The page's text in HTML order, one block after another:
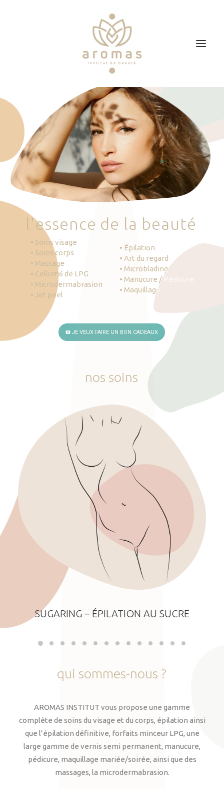
Soins
Je veux faire un bon cadeau
Plan d’accès
Prendre RDV
'essence de la beauté
• Soins visage
• Soins corps
• Massage
• Cellum6 de LPG
• Microdermabrasion
• Jet peel
• Épilation
• Art du regard
• Microblading
• Manucure / Pédicure
• Maquillage
JE VEUX FAIRE UN BON CADEAUX
nos soins
SUGARING – ÉPILATION AU SUCRE
qui sommes-nous ?
AROMAS INSTITUT vous propose une gamme
complète de soins du visage et du corps, épilation ainsi
que l’épilation définitive, forfaits minceur LPG, une
large gamme de vernis semi permanent, manucure,
pédicure, maquillage mariée/soirée, ainsi que des
massages, la microdermabrasion.